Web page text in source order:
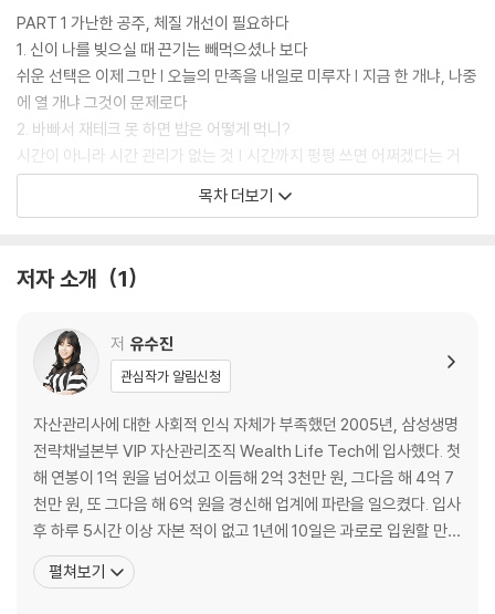
PART 1 가난한 공주, 체질 개선이 필요하다
1. 신이 나를 빚으실 때 끈기는 빼먹으셨나 보다
쉬운 선택은 이제 그만 | 오늘의 만족을 내일로 미루자 | 지금 한 개냐, 나중
에 열 개냐 그것이 문제로다
2. 바빠서 재테크 못 하면 밥은 어떻게 먹니?
시간이 아니라 시간 관리가 없는 것 | 시간까지 펑펑 쓰면 어쩌겠다는 거
야? | 내 돈 훔쳐가는 시간 도둑을 잡아라
3. 쿠크다스 멘탈들은 재테크를 못한다
4. 귀가 얇아 슬픈 여자들
5. 나는 누구? 여기는 어디?
양은 냄비와 불나방 | 난 지드래곤이 좋은데 왜 대성이가 날 좋아하지? | 주
식에 강한 여자, 부동산에 강한 여자
6. 빚이 있는데 어떻게 돈을 모으냐고?
전국에 계신 소녀가장들께 | 빚 먼저 갚을까, 돈 먼저 모을까? | 아는 걸 왜
실천 안 해? 7. 집 나가도 괜찮다, 돌아오기만 해다오!
미션 클리어! | 유 머스트 컴 백 홈
PART 2 요요 걱정 없는 재테크 근육을 길러라
목차 더보기
저자 소개 1
저 유수진
관심작가 알림신청
자산관리사에 대한 사회적 인식 자체가 부족했던 2005년, 삼성생명
전략채널본부 VIP 자산관리조직 Wealth Life Tech에 입사했다. 첫
해 연봉이 1억 원을 넘어섰고 이듬해 2억 3천만 원, 그다음 해 4억 7
천만 원, 또 그다음 해 6억 원을 경신해 업계에 파란을 일으켰다. 입사
후 하루 5시간 이상 자본 적이 없고 1년에 10일은 과로로 입원할 만큼
열심히 일했다는 그녀는, 고객에게 단순히 상품을 소개하는 데 그치
지 않고 부자가 되는 삶의 방식까지 알려주는 차별화된 라이프 컨설
펼쳐보기